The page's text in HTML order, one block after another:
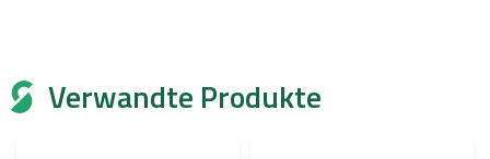
Verwandte Produkte